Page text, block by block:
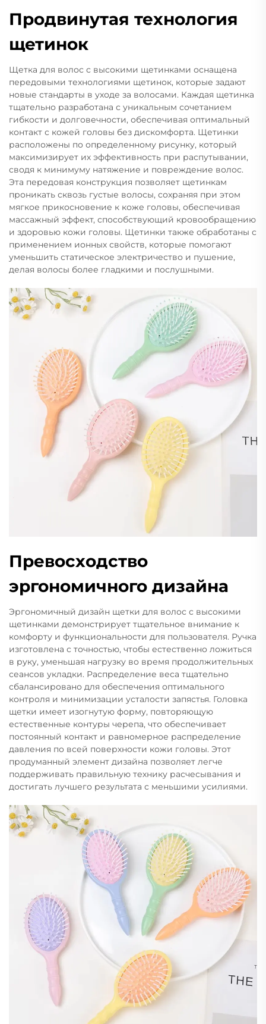
Продвинутая технология
щетинок
Щетка для волос с высокими щетинками оснащена
передовыми технологиями щетинок, которые задают
новые стандарты в уходе за волосами. Каждая щетинка
тщательно разработана с уникальным сочетанием
гибкости и долговечности, обеспечивая оптимальный
контакт с кожей головы без дискомфорта. Щетинки
расположены по определенному рисунку, который
максимизирует их эффективность при распутывании,
сводя к минимуму натяжение и повреждение волос.
Эта передовая конструкция позволяет щетинкам
проникать сквозь густые волосы, сохраняя при этом
мягкое прикосновение к коже головы, обеспечивая
массажный эффект, способствующий кровообращению
и здоровью кожи головы. Щетинки также обработаны с
применением ионных свойств, которые помогают
уменьшить статическое электричество и пушение,
делая волосы более гладкими и послушными.
Превосходство
эргономичного дизайна
Эргономичный дизайн щетки для волос с высокими
щетинками демонстрирует тщательное внимание к
комфорту и функциональности для пользователя. Ручка
изготовлена с точностью, чтобы естественно ложиться
в руку, уменьшая нагрузку во время продолжительных
сеансов укладки. Распределение веса тщательно
сбалансировано для обеспечения оптимального
контроля и минимизации усталости запястья. Головка
щетки имеет изогнутую форму, повторяющую
естественные контуры черепа, что обеспечивает
постоянный контакт и равномерное распределение
давления по всей поверхности кожи головы. Этот
продуманный элемент дизайна позволяет легче
поддерживать правильную технику расчесывания и
достигать лучшего результата с меньшими усилиями.